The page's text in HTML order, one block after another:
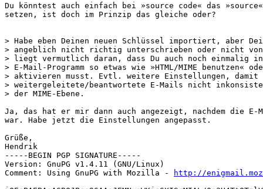
Du könntest auch einfach bei »source code« das
setzen, ist doch im Prinzip das gleiche oder?
> Habe eben Deinen neuen Schlüssel importiert, aber
> angeblich nicht richtig unterschrieben oder nicht
> liegt vermutlich daran, dass Du auch noch einmalig in
> E-Mail-Programm so etwas wie »HTML/MIME benutzen«
> aktivieren musst. Evtl. weitere Einstellungen, damit
> weitergeleitete/beantwortete E-Mails nicht
> der MIME-Ebene.
Ja, das hat er mir dann auch angezeigt, nachdem die
war. Habe jetzt die Einstellungen angepasst.
Grüße,
Hendrik
-----BEGIN PGP SIGNATURE-----
Version: GnuPG v1.4.11 (GNU/Linux)
Comment: Using GnuPG with Mozilla -
http://